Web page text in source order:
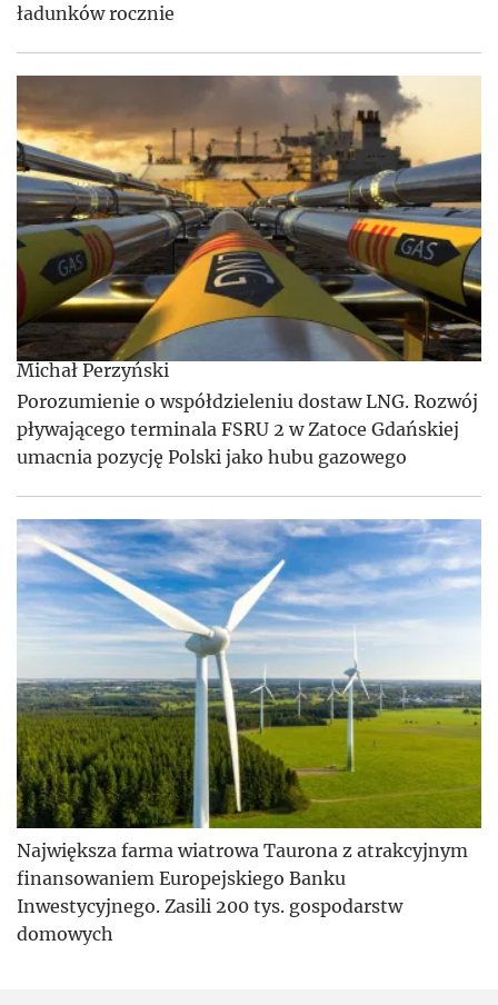
ładunków rocznie
Michał Perzyński
Porozumienie o współdzieleniu dostaw LNG. Rozwój
pływającego terminala FSRU 2 w Zatoce Gdańskiej
umacnia pozycję Polski jako hubu gazowego
Największa farma wiatrowa Taurona z atrakcyjnym
finansowaniem Europejskiego Banku
Inwestycyjnego. Zasili 200 tys. gospodarstw
domowych